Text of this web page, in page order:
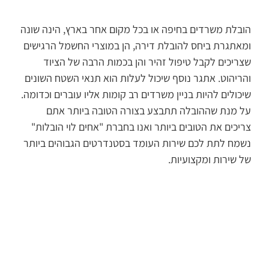
הובלת משרדים בחיפה או בכל מקום אחר בארץ, הינה שונה
ומאתגרת ביחס להובלת דירה, הן במוצרי החשמל הרגישים
שצריכים לקבל טיפול זהיר והן בכמות הרבה של הציוד
והריהוט. אתגר נוסף שיכול לעלות הוא תנאי השטח השונים
שיכולים להיות בניין משרדים רב קומות אליו עוברים וכדומה.
על מנת שההובלה תתבצע בצורה הטובה ביותר אתם
צריכים את הטובים ביותר ואנו בחברת "אחים לוי הובלות"
נשמח לתת לכם שירות העומד בסטנדרטים הגבוהים ביותר
של שירות ומקצועיות.